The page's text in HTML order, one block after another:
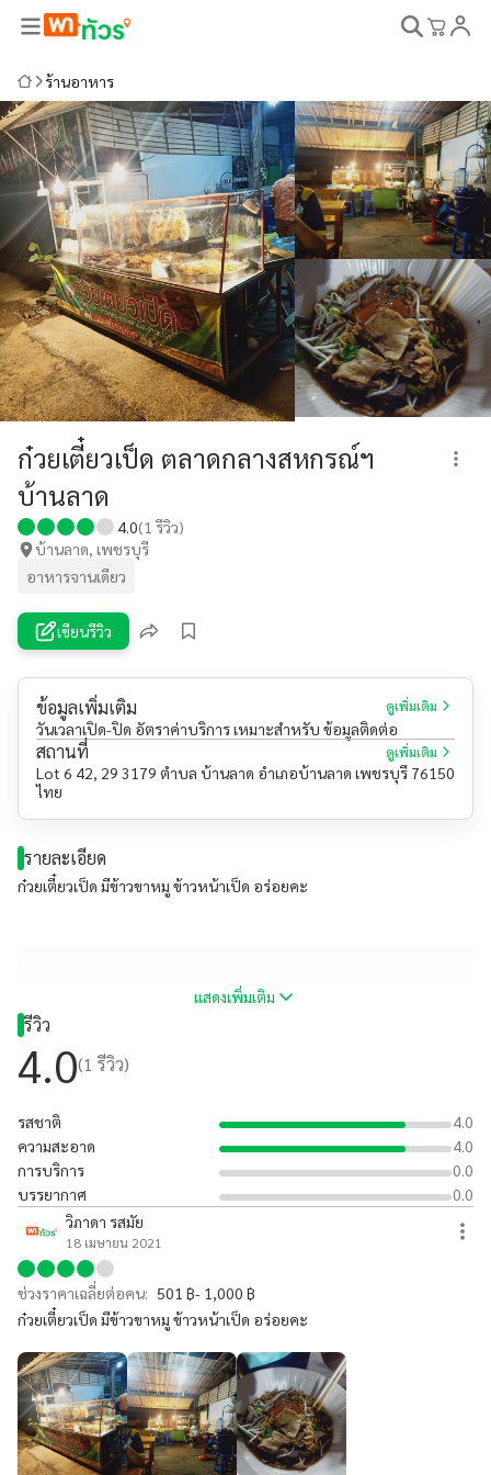
ร้านอาหาร
ก๋วยเตี๋ยวเป็ด ตลาดกลางสหกรณ์ฯ
บ้านลาด
4.0(1 รีวิว)
บ้านลาด, เพชรบุรี
อาหารจานเดียว
เขียนรีวิว
ข้อมูลเพิ่มเติม ดูเพิ่มเติม
วันเวลาเปิด-ปิด อัตราค่าบริการ เหมาะสำหรับ ข้อมูลติดต่อ
สถานที่ ดูเพิ่มเติม
Lot 6 42, 29 3179 ตำบล บ้านลาด อำเภอบ้านลาด เพชรบุรี 76150
ไทย
รายละเอียด
ก๋วยเตี๋ยวเป็ด มีข้าวขาหมู ข้าวหน้าเป็ด อร่อยคะ
แสดงเพิ่มเติม
รีวิว
4.0(1 รีวิว)
รสชาติ
4.0
ความสะอาด
4.0
การบริการ
0.0
บรรยากาศ
0.0
วิภาดา รสมัย
18 เมษายน 2021
ช่วงราคาเฉลี่ยต่อคน: 501 ฿- 1,000 ฿
ก๋วยเตี๋ยวเป็ด มีข้าวขาหมู ข้าวหน้าเป็ด อร่อยคะ